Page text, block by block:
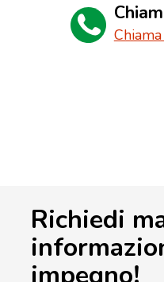
Richiedi